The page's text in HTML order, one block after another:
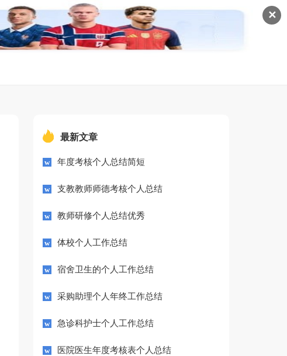
✕
最新文章
年度考核个人总结简短
支教教师师德考核个人总结
教师研修个人总结优秀
体校个人工作总结
宿舍卫生的个人工作总结
采购助理个人年终工作总结
急诊科护士个人工作总结
医院医生年度考核表个人总结